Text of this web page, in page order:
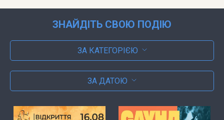
ЗНАЙДІТЬ СВОЮ ПОДІЮ
ЗА КАТЕГОРІЄЮ
ЗА ДАТОЮ